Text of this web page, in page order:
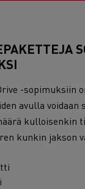
-sopimuksiin
avulla voidaan
kulloisenkin
kunkin jakson